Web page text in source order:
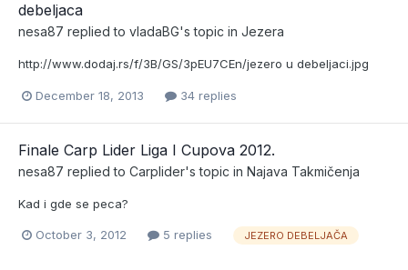
debeljaca
nesa87 replied to vladaBG's topic in Jezera
http://www.dodaj.rs/f/3B/GS/3pEU7CEn/jezero u debeljaci.jpg
December 18, 2013 34 replies
Finale Carp Lider Liga I Cupova 2012.
nesa87 replied to Carplider's topic in Najava Takmičenja
Kad i gde se peca?
October 3, 2012 5 replies JEZERO DEBELJAČA